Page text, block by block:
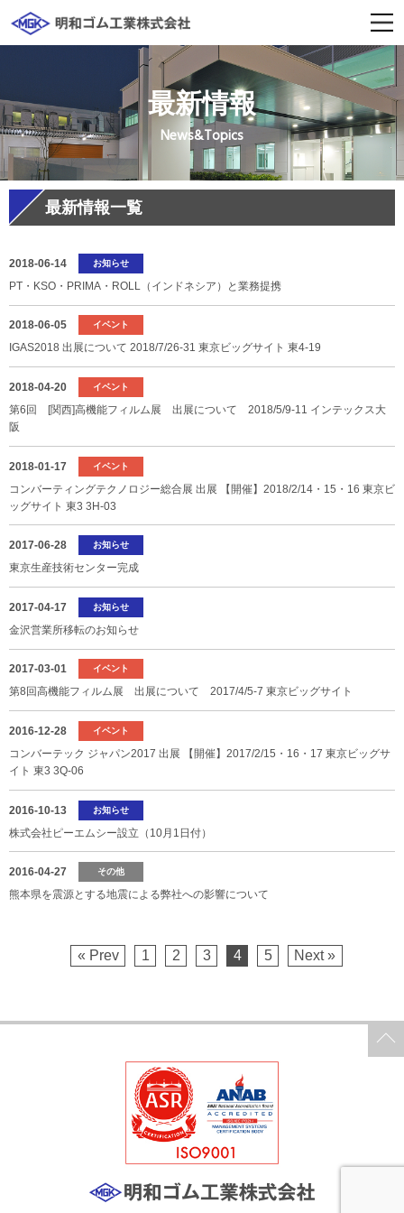
最新情報
News&Topics
最新情報一覧
2018-06-14 お知らせ
PT・KSO・PRIMA・ROLL（インドネシア）と業務提携
2018-06-05 イベント
IGAS2018 出展について 2018/7/26-31 東京ビッグサイト 東4-19
2018-04-20 イベント
第6回 [関西]高機能フィルム展 出展について 2018/5/9-11 インテックス大
阪
2018-01-17 イベント
コンバーティングテクノロジー総合展 出展 【開催】2018/2/14・15・16 東京ビ
ッグサイト 東3 3H-03
2017-06-28 お知らせ
東京生産技術センター完成
2017-04-17 お知らせ
金沢営業所移転のお知らせ
2017-03-01 イベント
第8回高機能フィルム展 出展について 2017/4/5-7 東京ビッグサイト
2016-12-28 イベント
コンバーテック ジャパン2017 出展 【開催】2017/2/15・16・17 東京ビッグサ
イト 東3 3Q-06
2016-10-13 お知らせ
株式会社ピーエムシー設立（10月1日付）
2016-04-27 その他
熊本県を震源とする地震による弊社への影響について
« Prev 1 2 3 4 5 Next »